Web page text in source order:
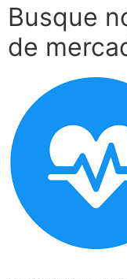
Busque
de